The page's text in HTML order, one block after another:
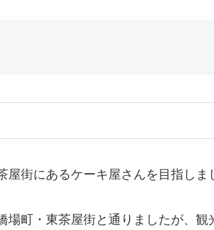
街にあるケーキ屋さんを目指しま
場町・東茶屋街と通りましたが、観